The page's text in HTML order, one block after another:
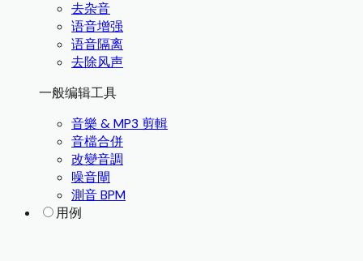
去杂音
语音增强
语音隔离
去除风声
一般编辑工具
音樂 & MP3 剪輯
音檔合併
改變音調
噪音閘
測音 BPM
用例